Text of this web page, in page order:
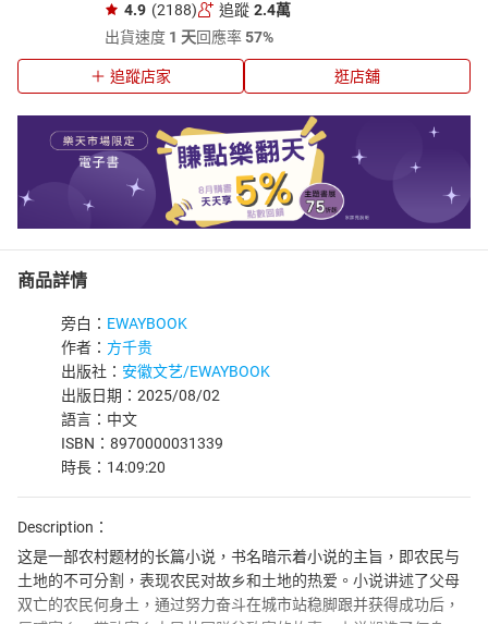
4.9 (2188) 追蹤 2.4萬
出貨速度 1 天回應率57%
追蹤店家 逛店舖
商品詳情
旁白： EWAYBOOK
作者： 方千贵
出版社： 安徽文艺/EWAYBOOK
出版日期：2025/08/02
語言：中文
ISBN：8970000031339
時長：14:09:20
Description：
这是一部农村题材的长篇小说，书名暗示着小说的主旨，即农民与
土地的不可分割，表现农民对故乡和土地的热爱。小说讲述了父母
双亡的农民何身土，通过努力奋斗在城市站稳脚跟并获得成功后，